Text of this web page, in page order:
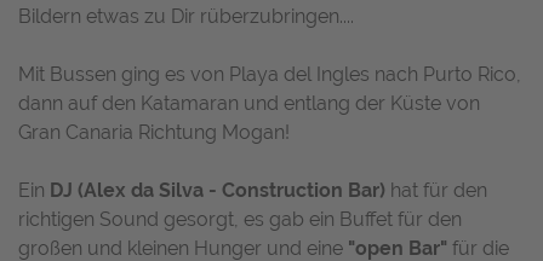
Bildern etwas zu Dir rüberzubringen....
Mit Bussen ging es von Playa del Ingles nach Purto Rico,
dann auf den Katamaran und entlang der Küste von
Gran Canaria Richtung Mogan!
Ein DJ (Alex da Silva - Construction Bar) hat für den
richtigen Sound gesorgt, es gab ein Buffet für den
großen und kleinen Hunger und eine "open Bar" für die